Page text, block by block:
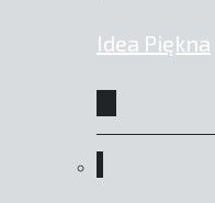
Idea Piękna